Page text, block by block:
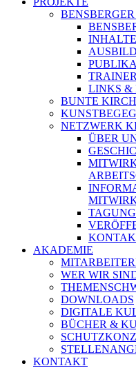
INHALTE
LINKS &
BUNTE
NETZWERK
ÜBER
AKADEMIE
WER WIR
DOWNLOADS
DIGITALE
BÜCHER &
KONTAKT